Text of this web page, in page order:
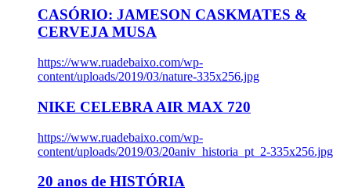
CASÓRIO: JAMESON CASKMATES &
CERVEJA MUSA
https://www.ruadebaixo.com/wp-
content/uploads/2019/03/nature-335x256.jpg
NIKE CELEBRA AIR MAX 720
https://www.ruadebaixo.com/wp-
content/uploads/2019/03/20aniv_historia_pt_2-335x256.jpg
20 anos de HISTÓRIA